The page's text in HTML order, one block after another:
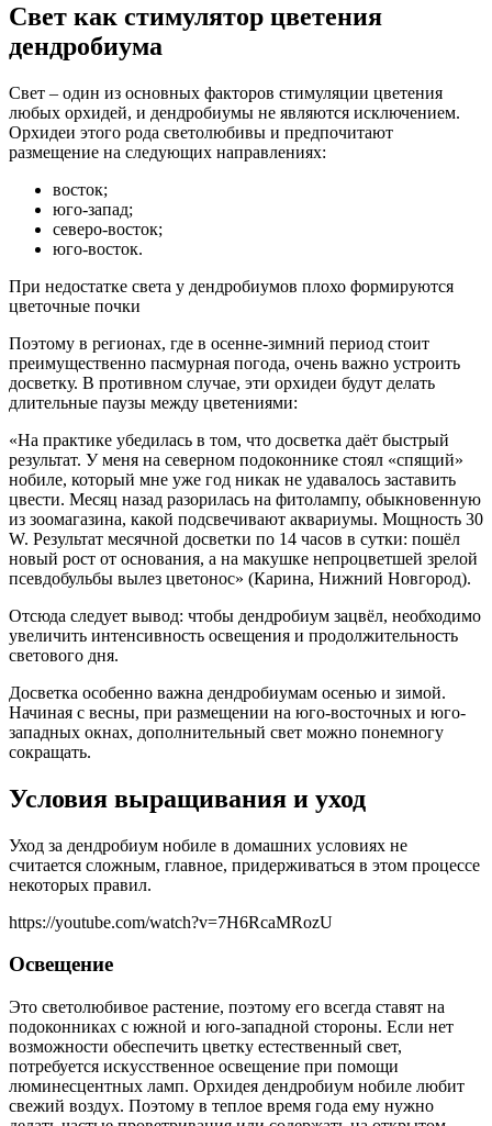
Свет как стимулятор цветения
дендробиума
Свет – один из основных факторов стимуляции цветения
любых орхидей, и дендробиумы не являются исключением.
Орхидеи этого рода светолюбивы и предпочитают
размещение на следующих направлениях:
восток;
юго-запад;
северо-восток;
юго-восток.
При недостатке света у дендробиумов плохо формируются
цветочные почки
Поэтому в регионах, где в осенне-зимний период стоит
преимущественно пасмурная погода, очень важно устроить
досветку. В противном случае, эти орхидеи будут делать
длительные паузы между цветениями:
«На практике убедилась в том, что досветка даёт быстрый
результат. У меня на северном подоконнике стоял «спящий»
нобиле, который мне уже год никак не удавалось заставить
цвести. Месяц назад разорилась на фитолампу, обыкновенную
из зоомагазина, какой подсвечивают аквариумы. Мощность 30
W. Результат месячной досветки по 14 часов в сутки: пошёл
новый рост от основания, а на макушке непроцветшей зрелой
псевдобульбы вылез цветонос» (Карина, Нижний Новгород).
Отсюда следует вывод: чтобы дендробиум зацвёл, необходимо
увеличить интенсивность освещения и продолжительность
светового дня.
Досветка особенно важна дендробиумам осенью и зимой.
Начиная с весны, при размещении на юго-восточных и юго-
западных окнах, дополнительный свет можно понемногу
сокращать.
Условия выращивания и уход
Уход за дендробиум нобиле в домашних условиях не
считается сложным, главное, придерживаться в этом процессе
некоторых правил.
https://youtube.com/watch?v=7H6RcaMRozU
Освещение
Это светолюбивое растение, поэтому его всегда ставят на
подоконниках с южной и юго-западной стороны. Если нет
возможности обеспечить цветку естественный свет,
потребуется искусственное освещение при помощи
люминесцентных ламп. Орхидея дендробиум нобиле любит
свежий воздух. Поэтому в теплое время года ему нужно